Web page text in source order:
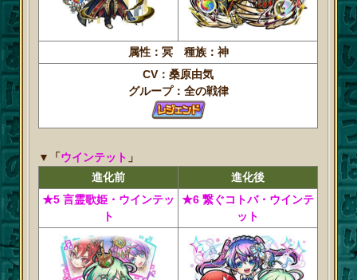
属性：冥 種族：神
CV：桑原由気
グループ：全の戦律
▼「ウインテット 」
進化前
進化後
★5 言霊歌姫・ウインテッ
ト
★6 繋ぐコトバ・ウインテ
ット